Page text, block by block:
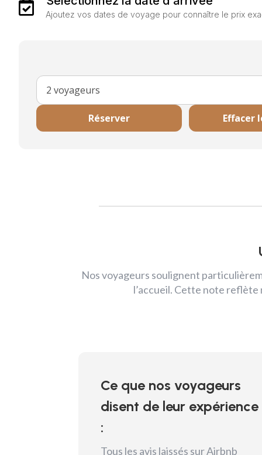
 Ajoutez vos dates de voyage pour connaître le prix
Réserver Effacer
Nos voyageurs soulignent
l’accueil. Cette note
Ce que nos voyageurs
disent de leur expérience
:
Tous les avis laissés sur Airbnb